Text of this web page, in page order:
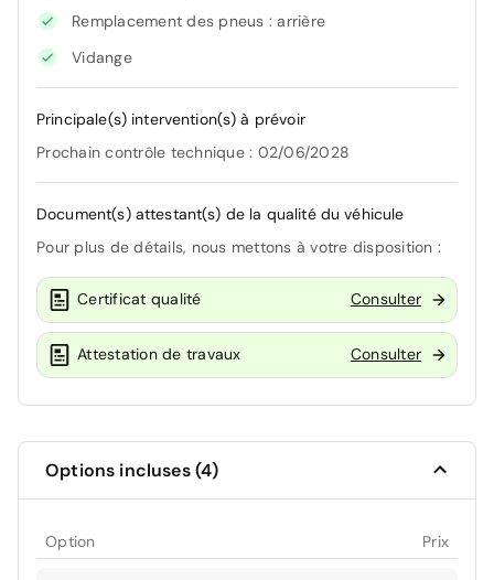
Remplacement des pneus : arrière
Vidange
Principale(s) intervention(s) à prévoir
Prochain contrôle technique : 02/06/2028
Document(s) attestant(s) de la qualité du véhicule
Pour plus de détails, nous mettons à votre disposition :
Certificat qualité Consulter
Attestation de travaux Consulter
Options incluses (4)
Option Prix